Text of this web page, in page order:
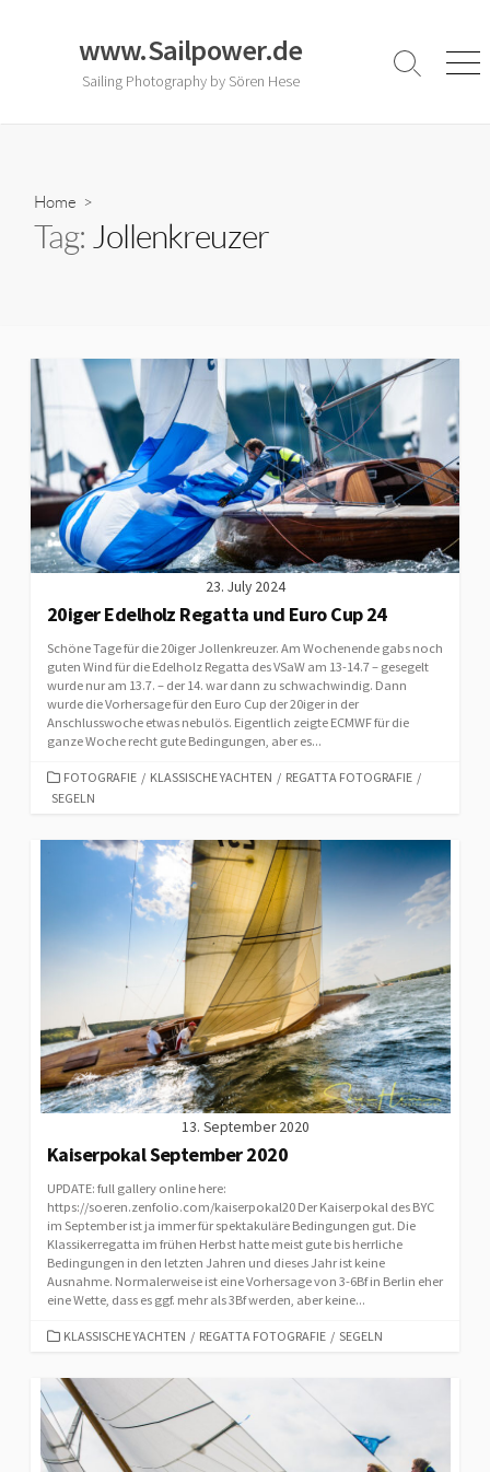
www.Sailpower.de
Sailing Photography by Sören Hese
Search
Home >
Tag: Jollenkreuzer
23. July 2024
20iger Edelholz Regatta und Euro Cup 24
Schöne Tage für die 20iger Jollenkreuzer. Am Wochenende gabs noch
guten Wind für die Edelholz Regatta des VSaW am 13-14.7 – gesegelt
wurde nur am 13.7. – der 14. war dann zu schwachwindig. Dann
wurde die Vorhersage für den Euro Cup der 20iger in der
Anschlusswoche etwas nebulös. Eigentlich zeigte ECMWF für die
ganze Woche recht gute Bedingungen, aber es...
CATEGORIES
FOTOGRAFIE / KLASSISCHE YACHTEN / REGATTA FOTOGRAFIE /
SEGELN
13. September 2020
Kaiserpokal September 2020
UPDATE: full gallery online here:
https://soeren.zenfolio.com/kaiserpokal20 Der Kaiserpokal des BYC
im September ist ja immer für spektakuläre Bedingungen gut. Die
Klassikerregatta im frühen Herbst hatte meist gute bis herrliche
Bedingungen in den letzten Jahren und dieses Jahr ist keine
Ausnahme. Normalerweise ist eine Vorhersage von 3-6Bf in Berlin eher
eine Wette, dass es ggf. mehr als 3Bf werden, aber keine...
CATEGORIES
KLASSISCHE YACHTEN / REGATTA FOTOGRAFIE / SEGELN